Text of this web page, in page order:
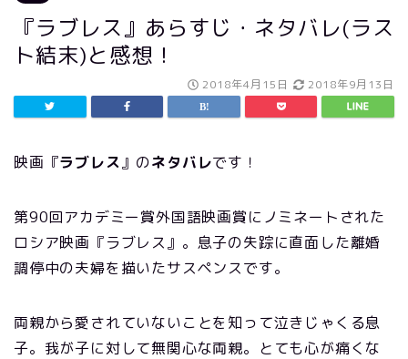
『ラブレス』あらすじ・ネタバレ(ラス
ト結末)と感想！
2018年4月15日 2018年9月13日
映画『ラブレス』のネタバレです！
第90回アカデミー賞外国語映画賞にノミネートされた
ロシア映画『ラブレス』。息子の失踪に直面した離婚
調停中の夫婦を描いたサスペンスです。
両親から愛されていないことを知って泣きじゃくる息
子。我が子に対して無関心な両親。とても心が痛くな